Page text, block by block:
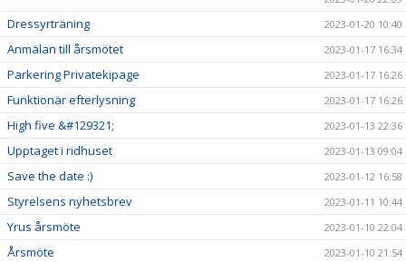
Dressyrträning 2023-01-20 10:40
Anmälan till årsmötet 2023-01-17 16:34
Parkering Privatekipage 2023-01-17 16:26
Funktionär efterlysning 2023-01-17 16:26
High five &#129321; 2023-01-13 22:36
Upptaget i ridhuset 2023-01-13 09:04
Save the date :) 2023-01-12 16:58
Styrelsens nyhetsbrev 2023-01-11 10:44
Yrus årsmöte 2023-01-10 22:04
Årsmöte 2023-01-10 21:54